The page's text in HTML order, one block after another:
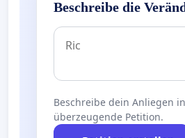
Beschreibe die
Beschreibe dein Anliegen
überzeugende Petition.